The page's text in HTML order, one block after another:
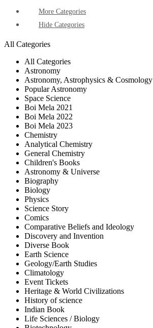
More Categories
Hide Categories
All Categories
All Categories
Astronomy
Astronomy, Astrophysics & Cosmology
Popular Astronomy
Space Science
Boi Mela 2021
Boi Mela 2022
Boi Mela 2023
Chemistry
Analytical Chemistry
General Chemistry
Children's Books
Astronomy & Universe
Biography
Biology
Physics
Science Story
Comics
Comparative Beliefs and Ideology
Discovery and Invention
Diverse Book
Earth Science
Geology/Earth Studies
Climatology
Event Tickets
Heritage & World Civilizations
History of science
Indian Book
Life Sciences / Biology